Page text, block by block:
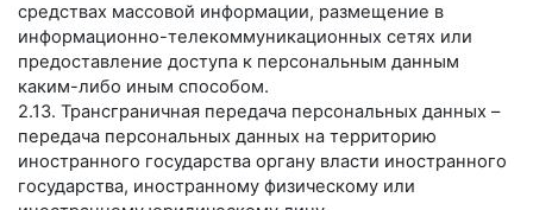
средствах массовой информации, размещение в
информационно-телекоммуникационных сетях или
предоставление доступа к персональным данным
каким-либо иным способом.
2.13. Трансграничная передача персональных данных –
передача персональных данных на территорию
иностранного государства органу власти иностранного
государства, иностранному физическому или